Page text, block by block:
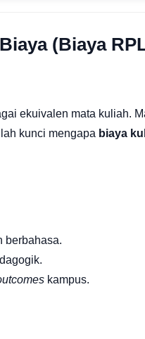
(Biaya
ekuivalen mata kuliah.
kunci mengapa biaya
berbahasa.
kampus.